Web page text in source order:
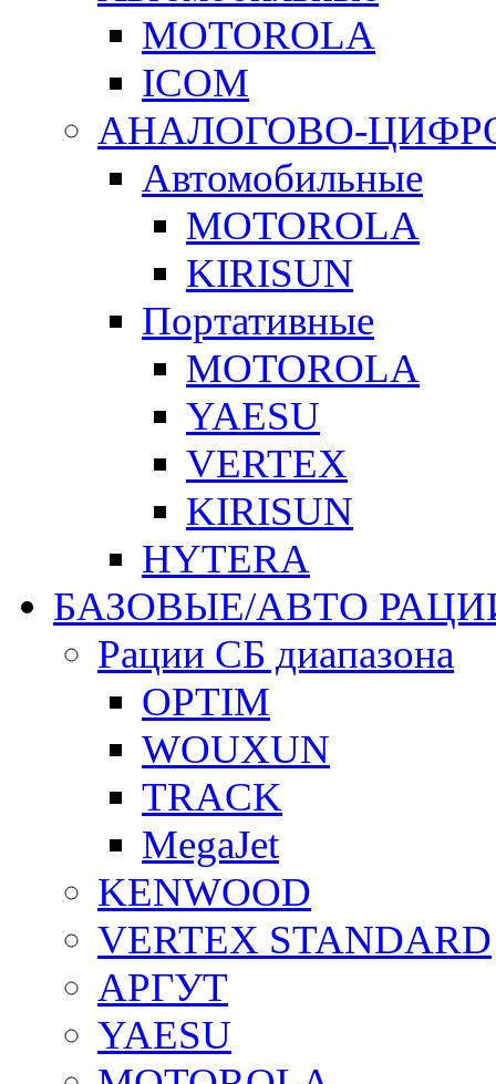
MOTOROLA
ICOM
АНАЛОГОВО-
Автомобильные
MOTOROLA
KIRISUN
Портативные
MOTOROLA
YAESU
VERTEX
KIRISUN
HYTERA
БАЗОВЫЕ/АВТО
Рации СБ диапазона
OPTIM
WOUXUN
TRACK
MegaJet
KENWOOD
VERTEX STANDARD
АРГУТ
YAESU